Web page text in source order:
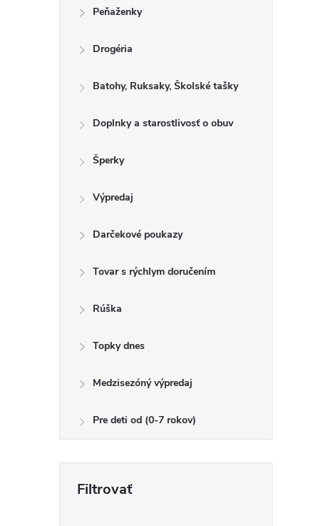
Peňaženky
Drogéria
Batohy, Ruksaky, Školské tašky
Doplnky a starostlivosť o obuv
Šperky
Výpredaj
Darčekové poukazy
Tovar s rýchlym doručením
Rúška
Topky dnes
Medzisezóný výpredaj
Pre deti od (0-7 rokov)